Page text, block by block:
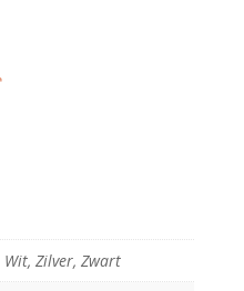
Wit, Zilver, Zwart